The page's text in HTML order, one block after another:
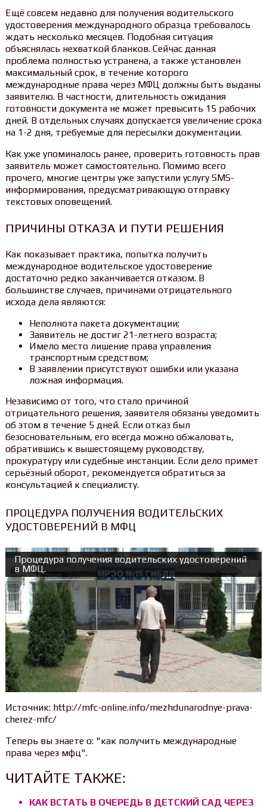
Ещё совсем недавно для получения водительского
удостоверения международного образца требовалось
ждать несколько месяцев. Подобная ситуация
объяснялась нехваткой бланков. Сейчас данная
проблема полностью устранена, а также установлен
максимальный срок, в течение которого
международные права через МФЦ должны быть выданы
заявителю. В частности, длительность ожидания
готовности документа не может превысить 15 рабочих
дней. В отдельных случаях допускается увеличение срока
на 1-2 дня, требуемые для пересылки документации.
Как уже упоминалось ранее, проверить готовность прав
заявитель может самостоятельно. Помимо всего
прочего, многие центры уже запустили услугу SMS-
информирования, предусматривающую отправку
текстовых оповещений.
ПРИЧИНЫ ОТКАЗА И ПУТИ РЕШЕНИЯ
Как показывает практика, попытка получить
международное водительское удостоверение
достаточно редко заканчивается отказом. В
большинстве случаев, причинами отрицательного
исхода дела являются:
Неполнота пакета документации;
Заявитель не достиг 21-летнего возраста;
Имело место лишение права управления
транспортным средством;
В заявлении присутствуют ошибки или указана
ложная информация.
Независимо от того, что стало причиной
отрицательного решения, заявителя обязаны уведомить
об этом в течение 5 дней. Если отказ был
безосновательным, его всегда можно обжаловать,
обратившись к вышестоящему руководству,
прокуратуру или судебные инстанции. Если дело примет
серьёзный оборот, рекомендуется обратиться за
консультацией к специалисту.
ПРОЦЕДУРА ПОЛУЧЕНИЯ ВОДИТЕЛЬСКИХ
УДОСТОВЕРЕНИЙ В МФЦ
Процедура получения водительских удостоверений
в МФЦ.
Источник: http://mfc-online.info/mezhdunarodnye-prava-
cherez-mfc/
Теперь вы знаете о: "как получить международные
права через мфц".
ЧИТАЙТЕ ТАКЖЕ:
КАК ВСТАТЬ В ОЧЕРЕДЬ В ДЕТСКИЙ САД ЧЕРЕЗ